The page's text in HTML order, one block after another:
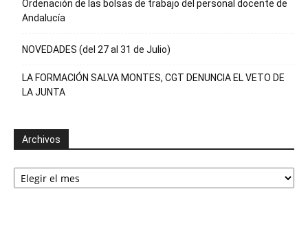
Ordenación de las bolsas de trabajo del personal docente de
Andalucía
NOVEDADES (del 27 al 31 de Julio)
LA FORMACIÓN SALVA MONTES, CGT DENUNCIA EL VETO DE
LA JUNTA
Archivos
Archivos